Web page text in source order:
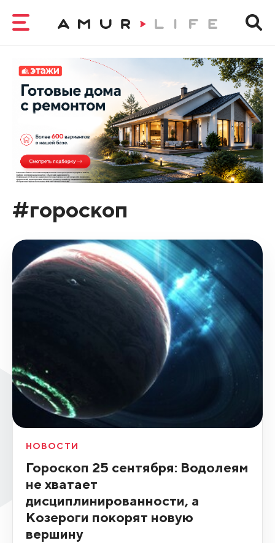
#гороскоп
НОВОСТИ
Гороскоп 25 сентября: Водолеям
не хватает
дисциплинированности, а
Козероги покорят новую
вершину